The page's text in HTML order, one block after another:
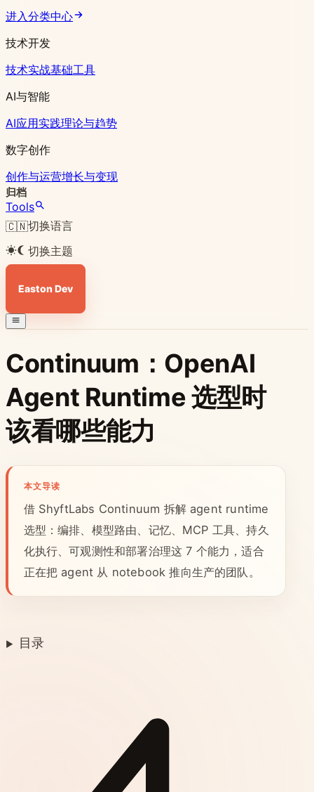
进入分类中心
技术开发
技术实战基础工具
AI与智能
AI应用实践理论与趋势
数字创作
创作与运营增长与变现
归档
Tools
🇨🇳切换语言
切换主题
Easton Dev
Continuum：OpenAI
Agent Runtime 选型时
该看哪些能力
本文导读
借 ShyftLabs Continuum 拆解 agent runtime
选型：编排、模型路由、记忆、MCP 工具、持久
化执行、可观测性和部署治理这 7 个能力，适合
正在把 agent 从 notebook 推向生产的团队。
目录